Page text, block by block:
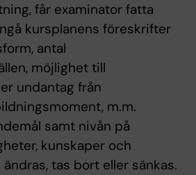
får examinator fatta
kursplanens föreskrifter
antal
möjlighet till
undantag från
m.m.
samt nivån på
kunskaper och
tas bort eller sänkas.